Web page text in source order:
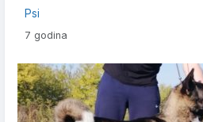
Psi
7 godina